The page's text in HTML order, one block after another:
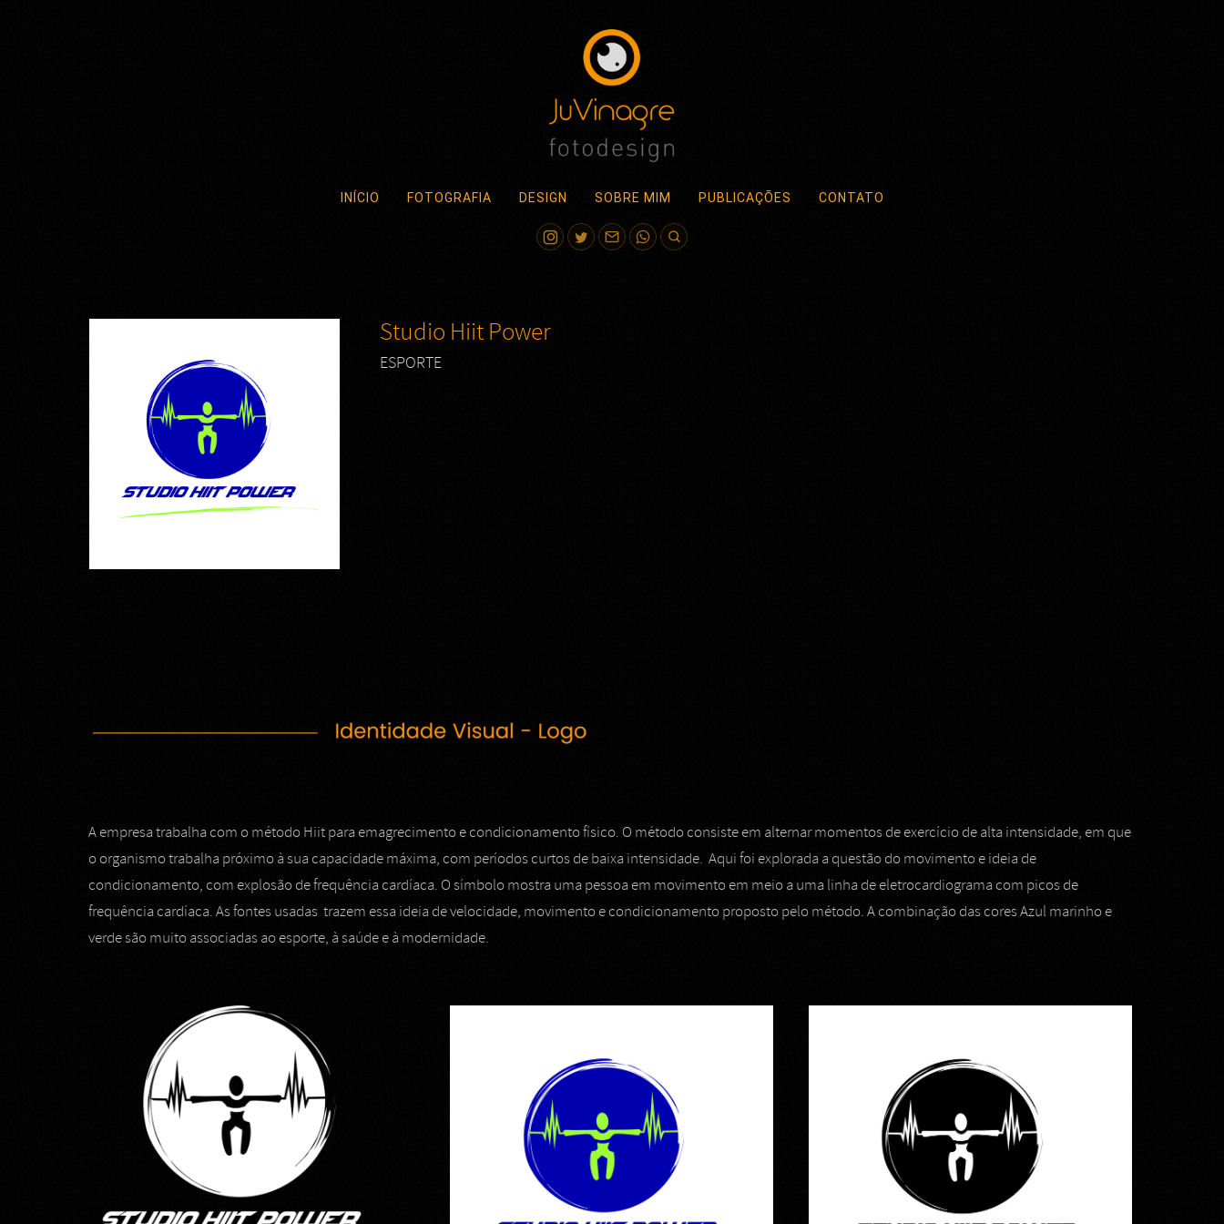
INÍCIO FOTOGRAFIA DESIGN SOBRE MIM PUBLICAÇÕES CONTATO
Studio Hiit Power
ESPORTE
A empresa trabalha com o método Hiit para emagrecimento e condicionamento físico. O método consiste em alternar momentos de exercício de alta intensidade, em que
o organismo trabalha próximo à sua capacidade máxima, com períodos curtos de baixa intensidade. Aqui foi explorada a questão do movimento e ideia de
condicionamento, com explosão de frequência cardíaca. O símbolo mostra uma pessoa em movimento em meio a uma linha de eletrocardiograma com picos de
frequência cardíaca. As fontes usadas trazem essa ideia de velocidade, movimento e condicionamento proposto pelo método. A combinação das cores Azul marinho e
verde são muito associadas ao esporte, à saúde e à modernidade.